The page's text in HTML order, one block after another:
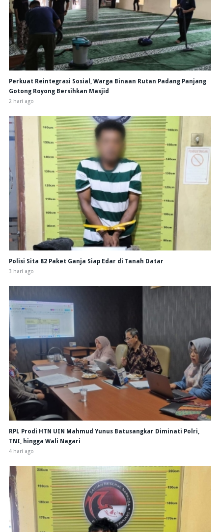
Perkuat Reintegrasi Sosial, Warga Binaan Rutan Padang Panjang
Gotong Royong Bersihkan Masjid
2 hari ago
Polisi Sita 82 Paket Ganja Siap Edar di Tanah Datar
3 hari ago
RPL Prodi HTN UIN Mahmud Yunus Batusangkar Diminati Polri,
TNI, hingga Wali Nagari
4 hari ago